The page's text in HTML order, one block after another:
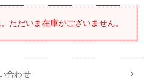
ただいま在庫がございません。
合わせ